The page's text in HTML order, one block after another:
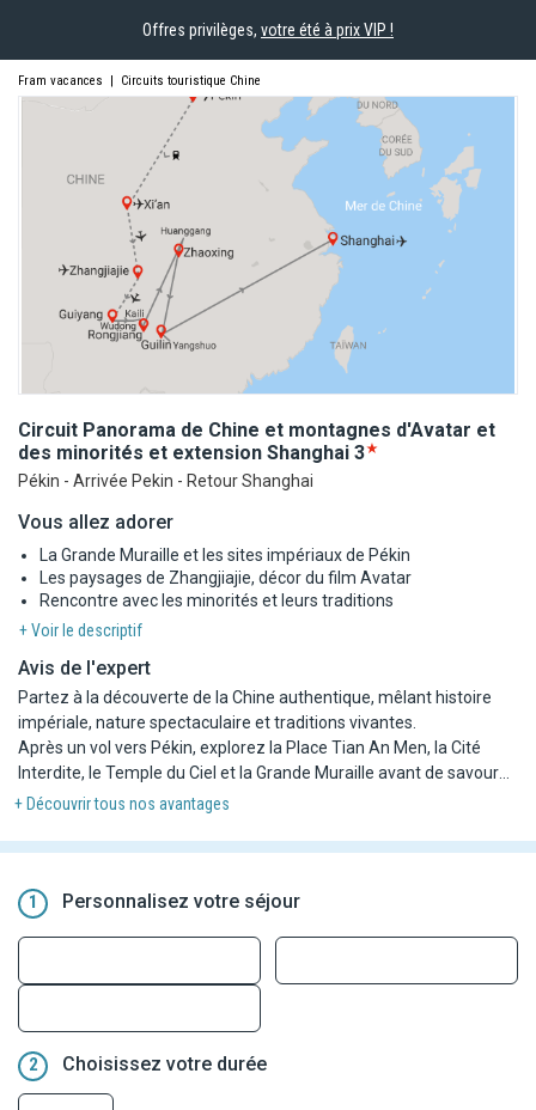
Offres privilèges, votre été à prix VIP !
Fram vacances | Circuits touristique Chine
Circuit Panorama de Chine et montagnes d'Avatar et
des minorités et extension Shanghai 3
Pékin - Arrivée Pekin - Retour Shanghai
Vous allez adorer
La Grande Muraille et les sites impériaux de Pékin
Les paysages de Zhangjiajie, décor du film Avatar
Rencontre avec les minorités et leurs traditions
+ Voir le descriptif
Avis de l'expert
Partez à la découverte de la Chine authentique, mêlant histoire
impériale, nature spectaculaire et traditions vivantes.
Après un vol vers Pékin, explorez la Place Tian An Men, la Cité
Interdite, le Temple du Ciel et la Grande Muraille avant de savourer
un dîner au canard laqué. Prenez ensuite le TGV pour Xi'an, où
uniques, ses piliers rocheux, ascenseur panoramique et
passerelles vertigineuses au-dessus du vide. Puis, dans le
Guizhou, vivez une immersion dans les villages des minorités
entre rizières et montagnes karstiques vous attend, avant de
rejoindre la vibrante Shanghai, où modernité et tradition
s'entrelacent sur le Bund, dans les jardins et ruelles animées. Un
voyage complet alliant patrimoine, nature et culture, riche en
+ Découvrir tous nos avantages
1 Personnalisez votre séjour
2 Choisissez votre durée